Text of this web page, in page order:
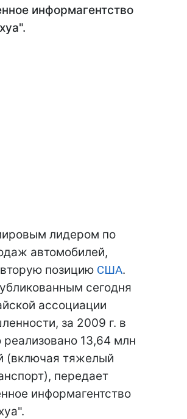
информагентство
лидером по
автомобилей,
позицию США.
сегодня
ассоциации
за 2009 г. в
13,64 млн
(включая тяжелый
передает
информагентство